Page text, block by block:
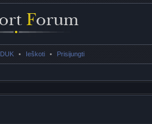
DUK • Ieškoti • Prisijungti